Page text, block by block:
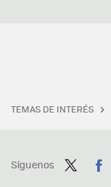
TEMAS DE INTERÉS
Síguenos